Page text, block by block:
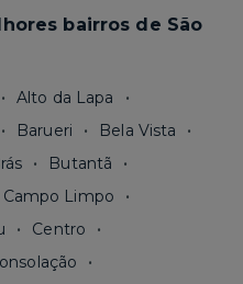
bairros de São
Alto da Lapa
Barueri
Bela Vista
Butantã
Campo Limpo
Centro